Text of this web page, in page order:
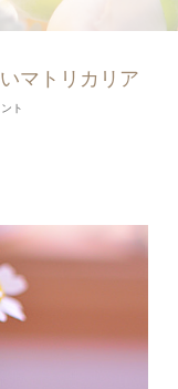
マトリカリア
ト